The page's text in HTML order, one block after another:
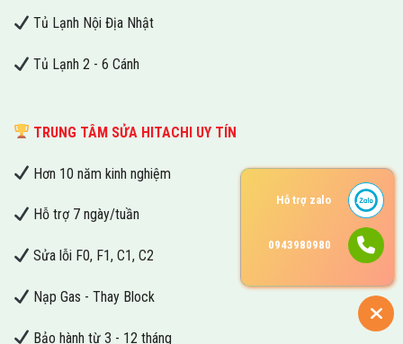
Tủ Lạnh Nội Địa Nhật
Tủ Lạnh 2 - 6 Cánh
TRUNG TÂM SỬA HITACHI UY TÍN
Hơn 10 năm kinh nghiệm
Hỗ trợ 7 ngày/tuần
Sửa lỗi F0, F1, C1, C2
Nạp Gas - Thay Block
Bảo hành từ 3 - 12 tháng
Hỗ trợ zalo
0943980980